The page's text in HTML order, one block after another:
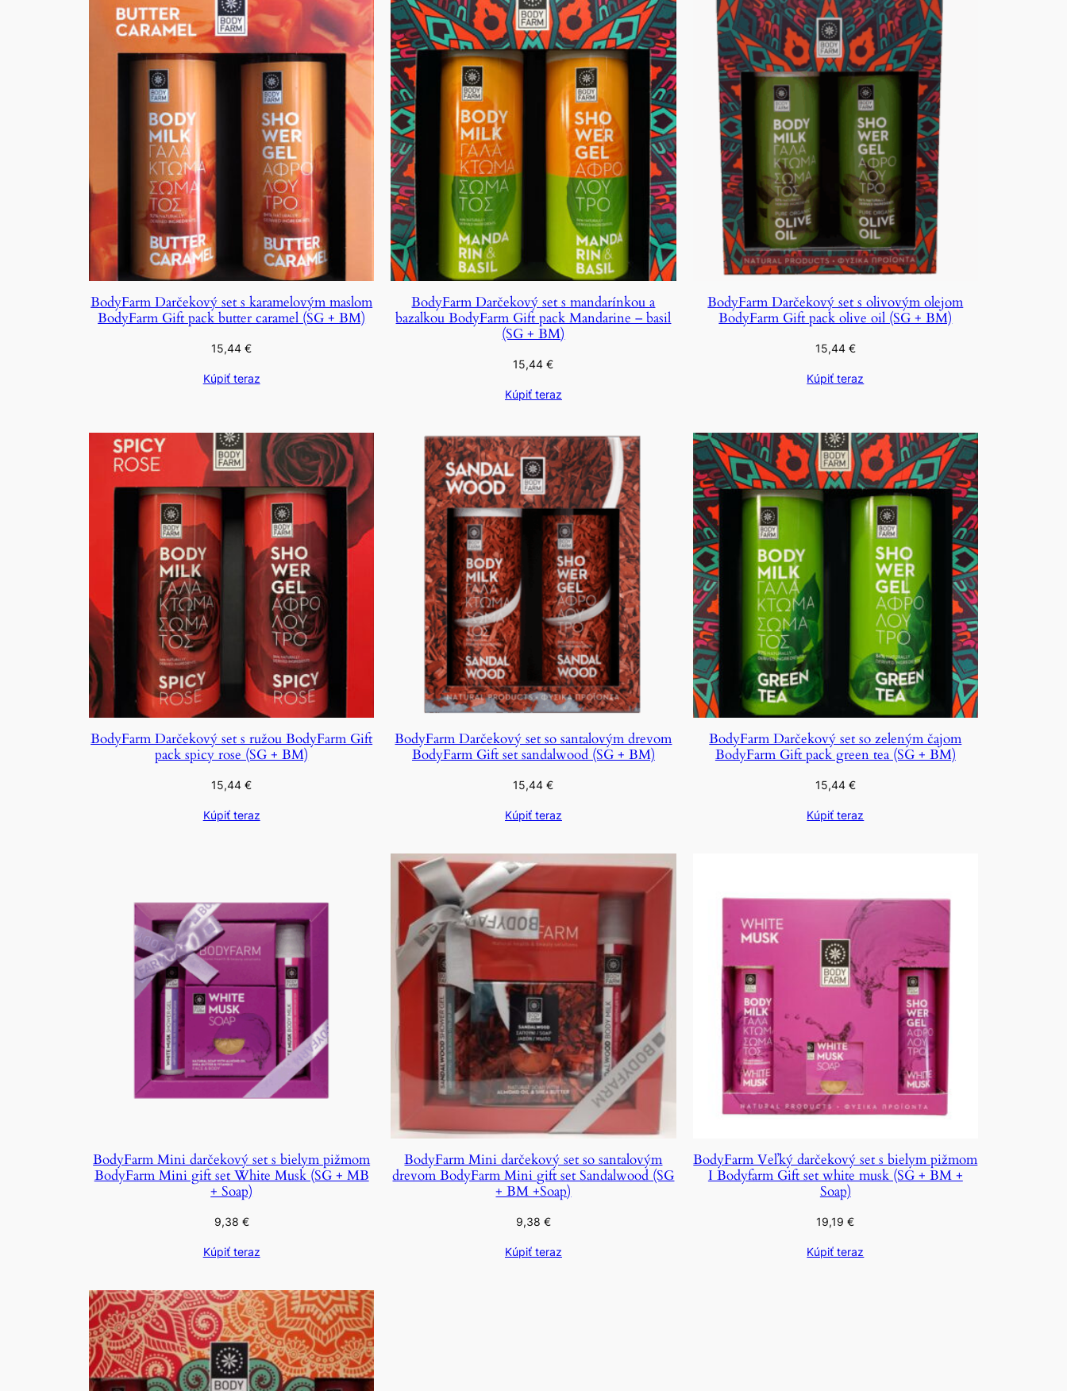
BodyFarm Darčekový set s karamelovým maslom
BodyFarm Gift pack butter caramel (SG + BM)
15,44€
Kúpiť teraz
BodyFarm Darčekový set s mandarínkou a
bazalkou BodyFarm Gift pack Mandarine – basil
(SG + BM)
15,44€
Kúpiť teraz
BodyFarm Darčekový set s olivovým olejom
BodyFarm Gift pack olive oil (SG + BM)
15,44 €
Kúpiť teraz
BodyFarm Darčekový set s ružou BodyFarm Gift
pack spicy rose (SG + BM)
15,44€
Kúpiť teraz
BodyFarm Darčekový set so santalovým drevom
BodyFarm Gift set sandalwood (SG + BM)
15,44€
Kúpiť teraz
BodyFarm Darčekový set so zeleným čajom
BodyFarm Gift pack green tea (SG + BM)
15,44 €
Kúpiť teraz
BodyFarm Mini darčekový set s bielym pižmom
BodyFarm Mini gift set White Musk (SG + MB
+ Soap)
9,38 €
Kúpiť teraz
BodyFarm Mini darčekový set so santalovým
drevom BodyFarm Mini gift set Sandalwood (SG
+ BM +Soap)
9,38 €
Kúpiť teraz
BodyFarm Veľký darčekový set s bielym pižmom
I Bodyfarm Gift set white musk (SG + BM +
Soap)
19,19€
Kúpiť teraz